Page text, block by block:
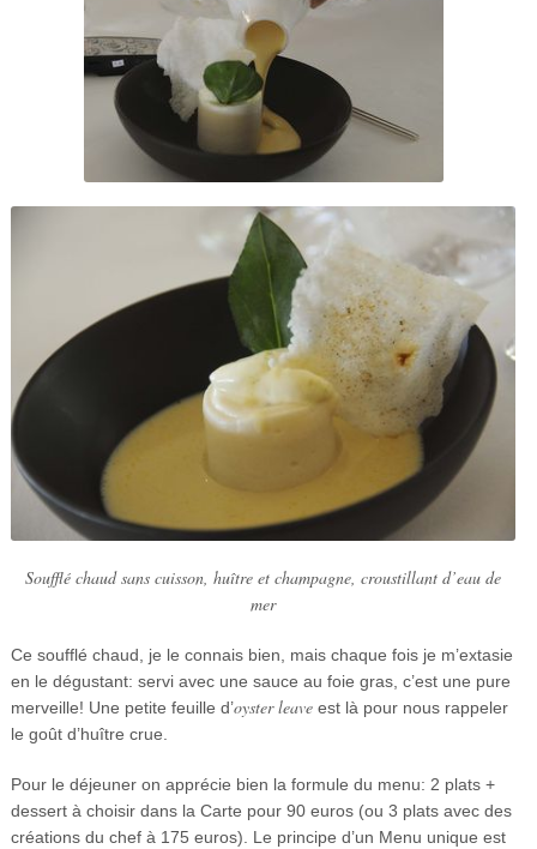
Soufflé chaud sans cuisson, huître et champagne, croustillant d’eau de
mer
Ce soufflé chaud, je le connais bien, mais chaque fois je m’extasie
en le dégustant: servi avec une sauce au foie gras, c’est une pure
merveille! Une petite feuille d’oyster leaveest là pour nous rappeler
le goût d’huître crue.
Pour le déjeuner on apprécie bien la formule du menu: 2 plats +
dessert à choisir dans la Carte pour 90 euros (ou 3 plats avec des
créations du chef à 175 euros). Le principe d’un Menu unique est